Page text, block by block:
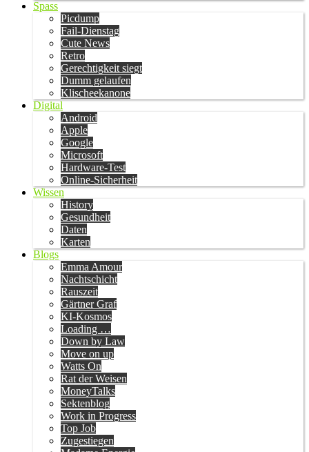
Spass
Picdump
Fail-Dienstag
Cute News
Retro
Gerechtigkeit siegt
Dumm gelaufen
Klischeekanone
Digital
Android
Apple
Google
Microsoft
Hardware-Test
Online-Sicherheit
Wissen
History
Gesundheit
Daten
Karten
Blogs
Emma Amour
Nachtschicht
Rauszeit
Gärtner Graf
KI-Kosmos
Loading …
Down by Law
Move on up
Watts On
Rat der Weisen
MoneyTalks
Sektenblog
Work in Progress
Top Job
Zugestiegen